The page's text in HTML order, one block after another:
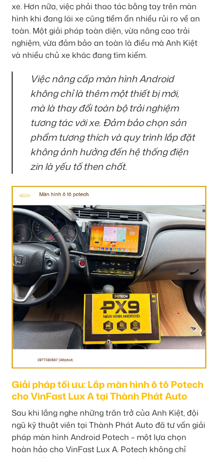
xe. Hơn nữa, việc phải thao tác bằng tay trên màn
hình khi đang lái xe cũng tiềm ẩn nhiều rủi ro về an
toàn. Một giải pháp toàn diện, vừa nâng cao trải
nghiệm, vừa đảm bảo an toàn là điều mà Anh Kiệt
và nhiều chủ xe khác đang tìm kiếm.
Việc nâng cấp màn hình Android
không chỉ là thêm một thiết bị mới,
mà là thay đổi toàn bộ trải nghiệm
tương tác với xe. Đảm bảo chọn sản
phẩm tương thích và quy trình lắp đặt
không ảnh hưởng đến hệ thống điện
zin là yếu tố then chốt.
Giải pháp tối ưu: Lắp màn hình ô tô Potech
cho VinFast Lux A tại Thành Phát Auto
Sau khi lắng nghe những trăn trở của Anh Kiệt, đội
ngũ kỹ thuật viên tại Thành Phát Auto đã tư vấn giải
pháp màn hình Android Potech – một lựa chọn
hoàn hảo cho VinFast Lux A. Potech không chỉ